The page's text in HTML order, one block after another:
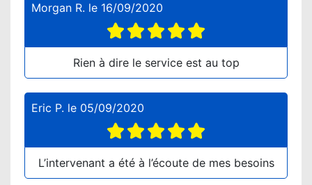
Morgan R. le 16/09/2020
Rien à dire le service est au top
Eric P. le 05/09/2020
L’intervenant a été à l’écoute de mes besoins